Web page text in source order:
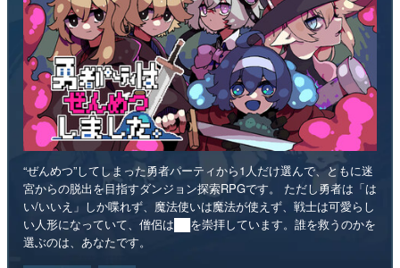
“ぜんめつ”してしまった勇者パーティから1人だけ選んで、ともに迷
宮からの脱出を目指すダンジョン探索RPGです。 ただし勇者は「は
い/いいえ」しか喋れず、魔法使いは魔法が使えず、戦士は可愛らし
い人形になっていて、僧侶は██を崇拝しています。誰を救うのかを
選ぶのは、あなたです。